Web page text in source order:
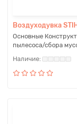
Воздуходувка
Основные
пылесоса/сбора